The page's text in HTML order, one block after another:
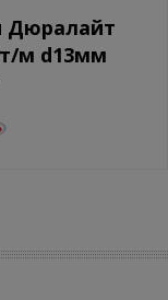
Дюралайт
м d13мм